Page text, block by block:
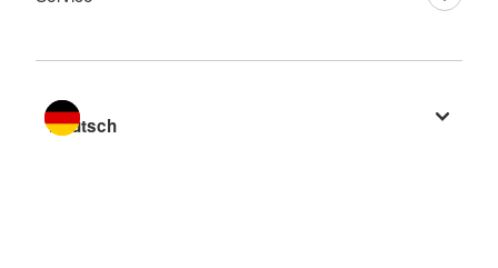
Sprache wechseln zu